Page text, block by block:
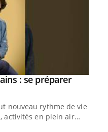
: se préparer
nouveau rythme de vie !
activités en plein air…